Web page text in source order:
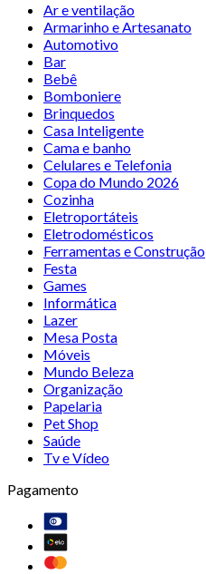
Ar e ventilação
Armarinho e Artesanato
Automotivo
Bar
Bebê
Bomboniere
Brinquedos
Casa Inteligente
Cama e banho
Celulares e Telefonia
Copa do Mundo 2026
Cozinha
Eletroportáteis
Eletrodomésticos
Ferramentas e Construção
Festa
Games
Informática
Lazer
Mesa Posta
Móveis
Mundo Beleza
Organização
Papelaria
Pet Shop
Saúde
Tv e Vídeo
Pagamento